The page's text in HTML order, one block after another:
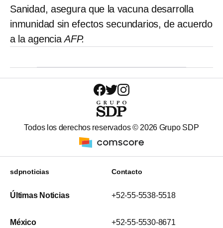
Sanidad, asegura que la vacuna desarrolla
inmunidad sin efectos secundarios, de acuerdo
a la agenciaAFP.
Todos los derechos reservados © 2026 Grupo SDP
sdpnoticias
Últimas Noticias
México
Contacto
+52-55-5538-5518
+52-55-5530-8671